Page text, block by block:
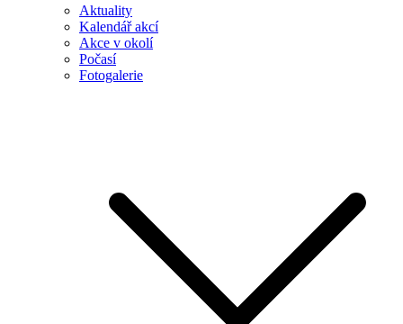
Aktuality
Kalendář akcí
Akce v okolí
Počasí
Fotogalerie